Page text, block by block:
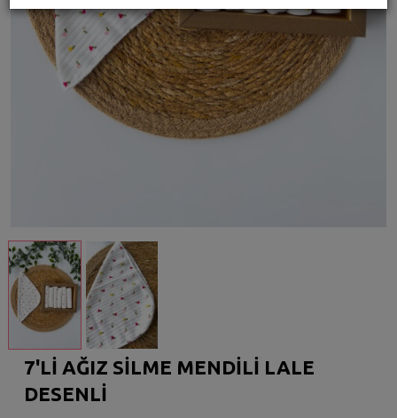
7'Lİ AĞIZ SİLME MENDİLİ LALE
DESENLİ